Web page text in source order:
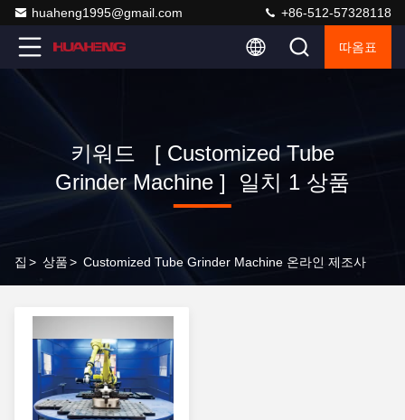
huaheng1995@gmail.com +86-512-57328118
따옴표
키워드 [ Customized Tube
Grinder Machine ] 일치 1 상품
집 > 상품> Customized Tube Grinder Machine 온라인 제조사